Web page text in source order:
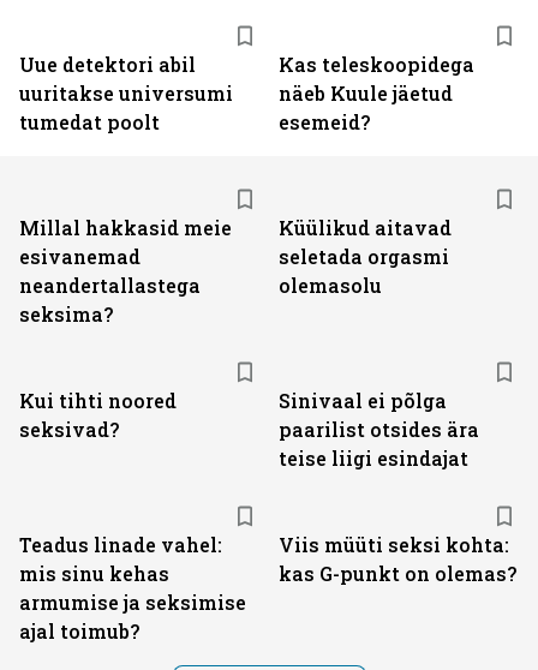
Uue detektori abil
uuritakse universumi
tumedat poolt
Kas teleskoopidega
näeb Kuule jäetud
esemeid?
Millal hakkasid meie
esivanemad
neandertallastega
seksima?
Küülikud aitavad
seletada orgasmi
olemasolu
Kui tihti noored
seksivad?
Sinivaal ei põlga
paarilist otsides ära
teise liigi esindajat
Teadus linade vahel:
mis sinu kehas
armumise ja seksimise
ajal toimub?
Viis müüti seksi kohta:
kas G-punkt on olemas?